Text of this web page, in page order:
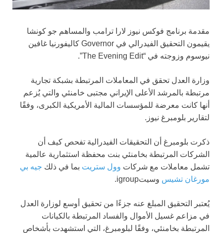
مقدمة برنامج فوكس نيوز لارا ترامب والمساهم جو كونشا
يقيمون التحقيق الفيدرالي في Governor كاليفورنيا غافين
نيوسوم وزوجته في “The Evening Edit”.
وزارة العدل تحقق في المعاملات المرتبطة بشبكة تجارية
مرتبطة بالمرشد الأعلى الإيراني مجتبى خامنئي والتي يُزعم
أنها كانت معرضة للمؤسسات المالية الأمريكية الكبرى، وفقًا
لتقارير بلومبرغ نيوز.
ذكرت بلومبرغ أن التحقيقات الفيدرالية تفحص كيف أن
الشركات المرتبطة بخامنئي بنت محفظة استثمارية عالمية
تشمل معاملات مع شركات وول ستريت بما في ذلك جيه بي
مورغان تشيس وسيتigroup.
يُعتبر التحقيق المبلغ عنه جزءًا من تحقيق أوسع لوزارة العدل
في مزاعم غسيل الأموال والفساد المرتبطة بالكيانات
المرتبطة بخامنئي، وفقًا لبلومبرغ، التي استشهدت بأشخاص